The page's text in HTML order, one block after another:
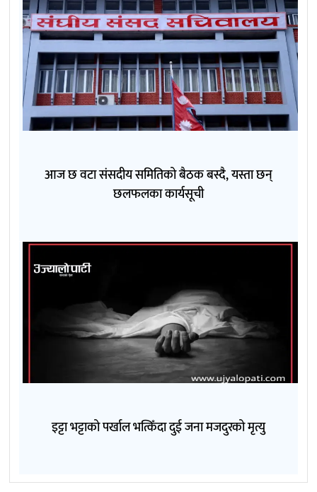
आज छ वटा संसदीय समितिको बैठक बस्दै, यस्ता छन्
छलफलका कार्यसूची
इट्टा भट्टाको पर्खाल भत्किँदा दुई जना मजदुरको मृत्यु